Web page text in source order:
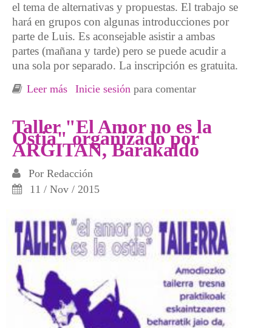
el tema de alternativas y propuestas. El trabajo se
hará en grupos con algunas introducciones por
parte de Luis. Es aconsejable asistir a ambas
partes (mañana y tarde) pero se puede acudir a
una sola por separado. La inscripción es gratuita.
Leer más sobre Taller: El Colapso del Capitalismo
Inicie sesión para comentar
Taller "El Amor no es la
Ostia" organizado por
ARGITAN, Barakaldo
Por Redacción
11 / Nov / 2015